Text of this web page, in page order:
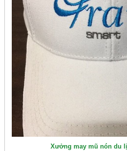
Xưởng may mũ nón du